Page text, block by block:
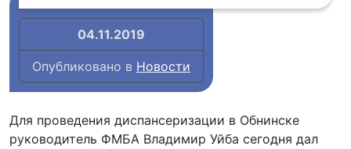
04.11.2019
Опубликовано в Новости
Для проведения диспансеризации в Обнинске
руководитель ФМБА Владимир Уйба сегодня дал